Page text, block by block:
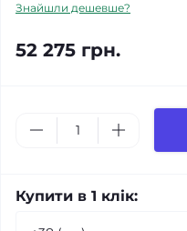
Знайшли дешевше?
52 275 грн.
Купити в 1 клік: